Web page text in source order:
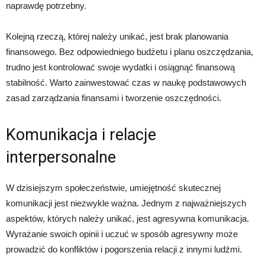
naprawdę potrzebny.
Kolejną rzeczą, której należy unikać, jest brak planowania
finansowego. Bez odpowiedniego budżetu i planu oszczędzania,
trudno jest kontrolować swoje wydatki i osiągnąć finansową
stabilność. Warto zainwestować czas w naukę podstawowych
zasad zarządzania finansami i tworzenie oszczędności.
Komunikacja i relacje
interpersonalne
W dzisiejszym społeczeństwie, umiejętność skutecznej
komunikacji jest niezwykle ważna. Jednym z najważniejszych
aspektów, których należy unikać, jest agresywna komunikacja.
Wyrażanie swoich opinii i uczuć w sposób agresywny może
prowadzić do konfliktów i pogorszenia relacji z innymi ludźmi.